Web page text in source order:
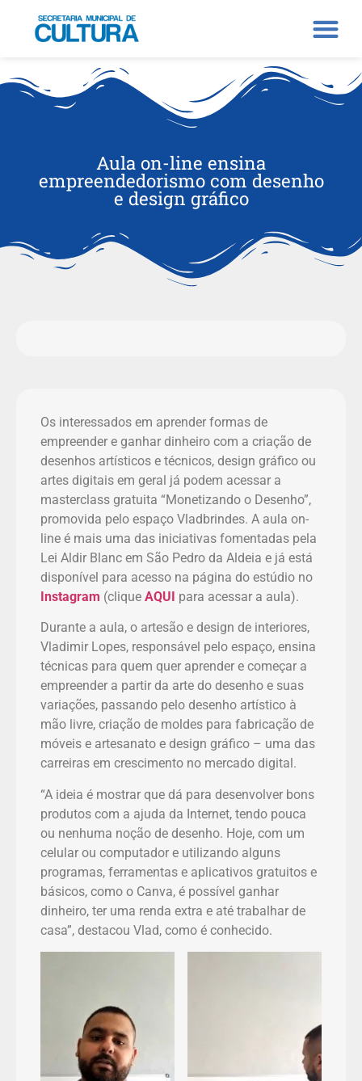
Aula on-line ensina
empreendedorismo com desenho
e design gráfico
Os interessados em aprender formas de
empreender e ganhar dinheiro com a criação de
desenhos artísticos e técnicos, design gráfico ou
artes digitais em geral já podem acessar a
masterclass gratuita “Monetizando o Desenho”,
promovida pelo espaço Vladbrindes. A aula on-
line é mais uma das iniciativas fomentadas pela
Lei Aldir Blanc em São Pedro da Aldeia e já está
disponível para acesso na página do estúdio no
Instagram (clique AQUI para acessar a aula).
Durante a aula, o artesão e design de interiores,
Vladimir Lopes, responsável pelo espaço, ensina
técnicas para quem quer aprender e começar a
empreender a partir da arte do desenho e suas
variações, passando pelo desenho artístico à
mão livre, criação de moldes para fabricação de
móveis e artesanato e design gráfico – uma das
carreiras em crescimento no mercado digital.
“A ideia é mostrar que dá para desenvolver bons
produtos com a ajuda da Internet, tendo pouca
ou nenhuma noção de desenho. Hoje, com um
celular ou computador e utilizando alguns
programas, ferramentas e aplicativos gratuitos e
básicos, como o Canva, é possível ganhar
dinheiro, ter uma renda extra e até trabalhar de
casa”, destacou Vlad, como é conhecido.